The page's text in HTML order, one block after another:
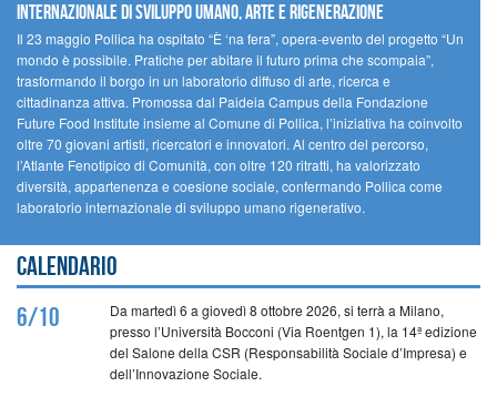
INTERNAZIONALE DI SVILUPPO UMANO, ARTE E RIGENERAZIONE
Il 23 maggio Pollica ha ospitato “È ‘na fera”, opera-evento del progetto “Un
mondo è possibile. Pratiche per abitare il futuro prima che scompaia”,
trasformando il borgo in un laboratorio diffuso di arte, ricerca e
cittadinanza attiva. Promossa dal Paideia Campus della Fondazione
Future Food Institute insieme al Comune di Pollica, l’iniziativa ha coinvolto
oltre 70 giovani artisti, ricercatori e innovatori. Al centro del percorso,
l’Atlante Fenotipico di Comunità, con oltre 120 ritratti, ha valorizzato
diversità, appartenenza e coesione sociale, confermando Pollica come
laboratorio internazionale di sviluppo umano rigenerativo.
Calendario
6/10
Da martedì 6 a giovedì 8 ottobre 2026, si terrà a Milano,
presso l’Università Bocconi (Via Roentgen 1), la 14ª edizione
del Salone della CSR (Responsabilità Sociale d’Impresa) e
dell’Innovazione Sociale.